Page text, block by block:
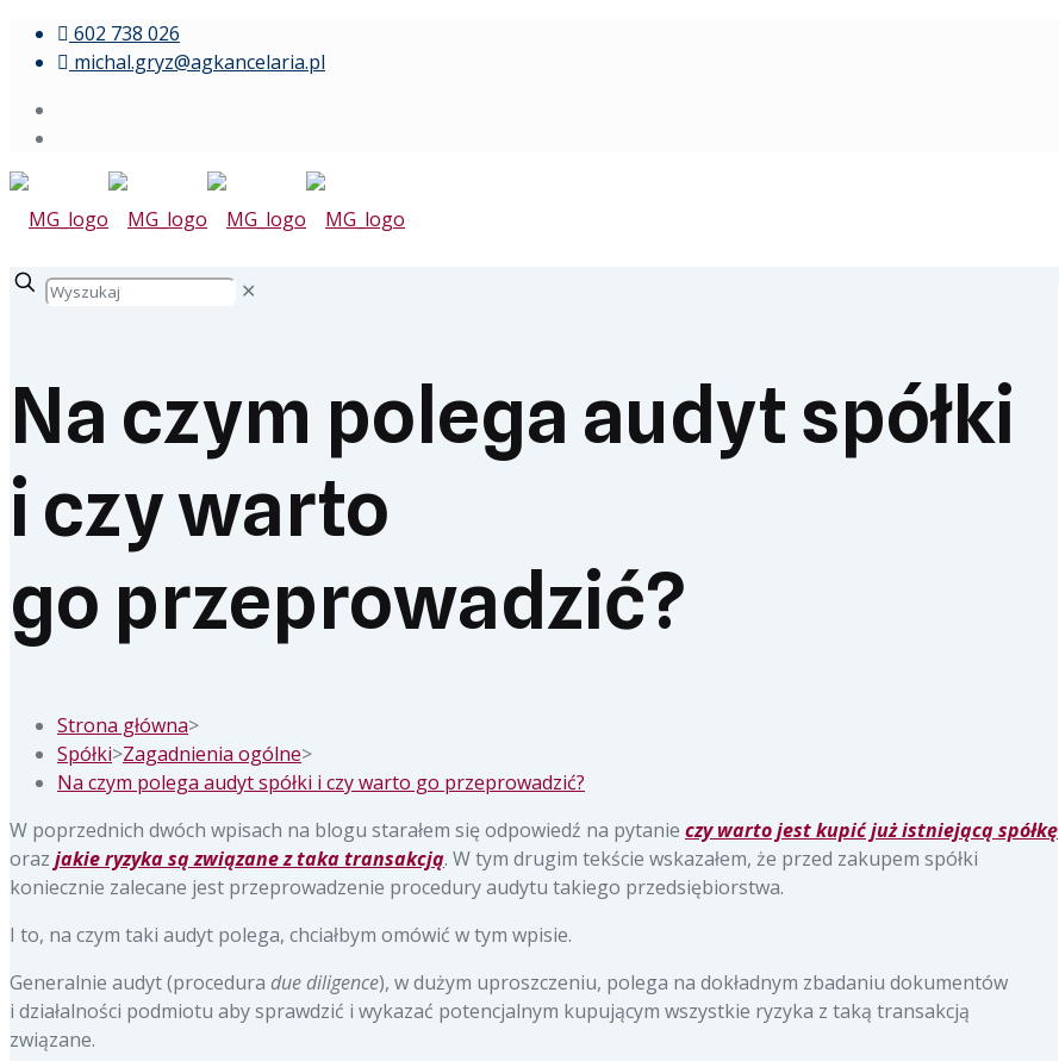
602 738 026
michal.gryz@agkancelaria.pl
✕
Na czym polega audyt spółki
i czy warto
go przeprowadzić?
Strona główna>
Spółki>Zagadnienia ogólne>
Na czym polega audyt spółki i czy warto go przeprowadzić?
W poprzednich dwóch wpisach na blogu starałem się odpowiedź na pytanie czy warto jest kupić już istniejącą spółkę
oraz jakie ryzyka są związane z taka transakcją. W tym drugim tekście wskazałem, że przed zakupem spółki
koniecznie zalecane jest przeprowadzenie procedury audytu takiego przedsiębiorstwa.
I to, na czym taki audyt polega, chciałbym omówić w tym wpisie.
Generalnie audyt (procedura due diligence), w dużym uproszczeniu, polega na dokładnym zbadaniu dokumentów
i działalności podmiotu aby sprawdzić i wykazać potencjalnym kupującym wszystkie ryzyka z taką transakcją
związane.